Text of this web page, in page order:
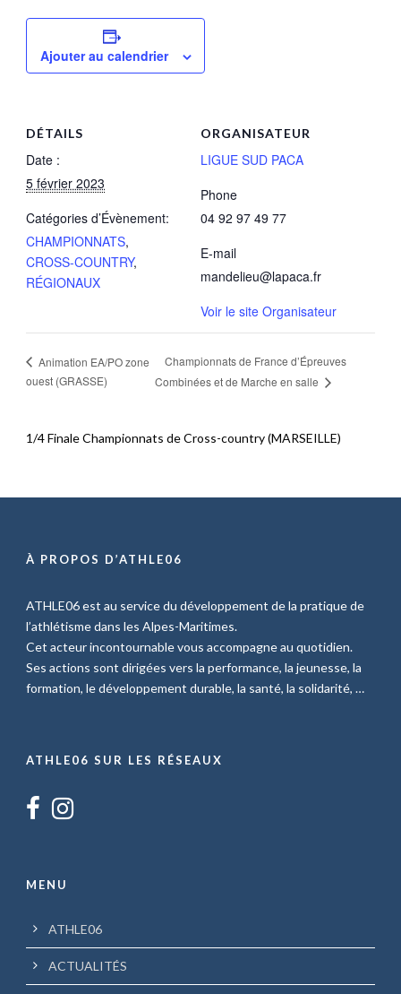
Ajouter au calendrier
DÉTAILS
Date :
5 février 2023
Catégories d’Évènement:
CHAMPIONNATS,
CROSS-COUNTRY,
RÉGIONAUX
ORGANISATEUR
LIGUE SUD PACA
Phone
04 92 97 49 77
E-mail
mandelieu@lapaca.fr
Voir le site Organisateur
Animation EA/PO zone
ouest (GRASSE)
Championnats de France d’Épreuves
Combinées et de Marche en salle
1/4 Finale Championnats de Cross-country (MARSEILLE)
À PROPOS D’ATHLE06
ATHLE06 est au service du développement de la pratique de
l’athlétisme dans les Alpes-Maritimes.
Cet acteur incontournable vous accompagne au quotidien.
Ses actions sont dirigées vers la performance, la jeunesse, la
formation, le développement durable, la santé, la solidarité, …
ATHLE06 SUR LES RÉSEAUX
MENU
ATHLE06
ACTUALITÉS